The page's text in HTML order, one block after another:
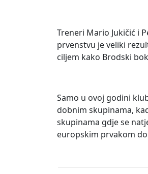
Treneri Mario Jukičić i
prvenstvu je veliki
ciljem kako Brodski
Samo u ovoj godini
dobnim skupinama,
skupinama gdje se
europskim prvakom